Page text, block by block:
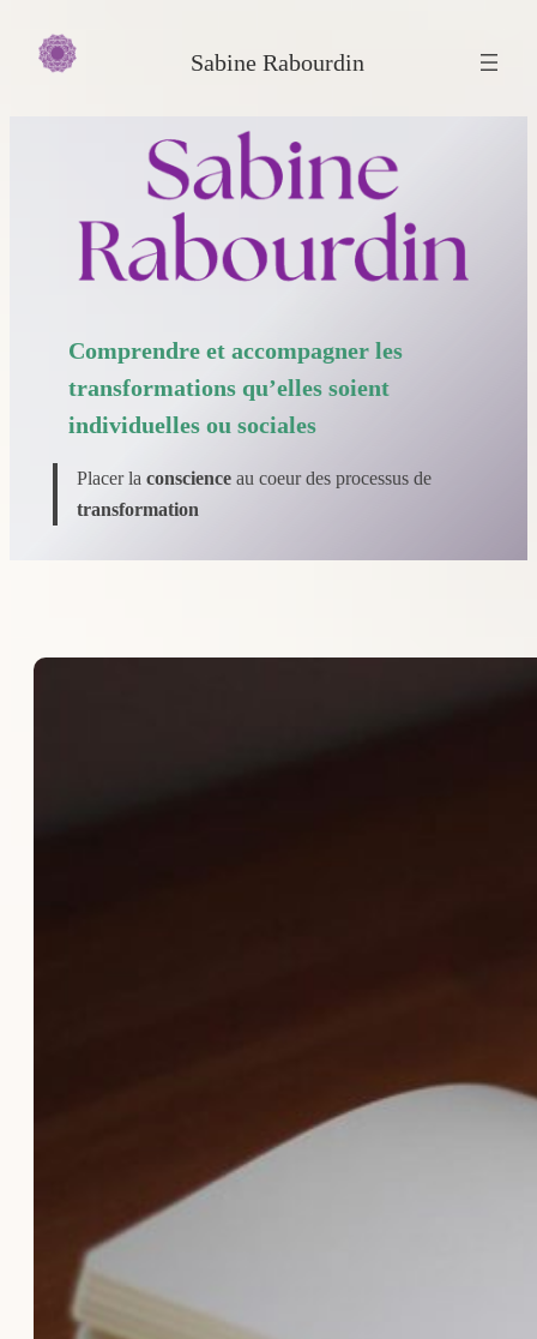
Sabine Rabourdin
Comprendre et accompagner les
transformations qu’elles soient
individuelles ou sociales
Placer laconscience au coeur des processus de
transformation